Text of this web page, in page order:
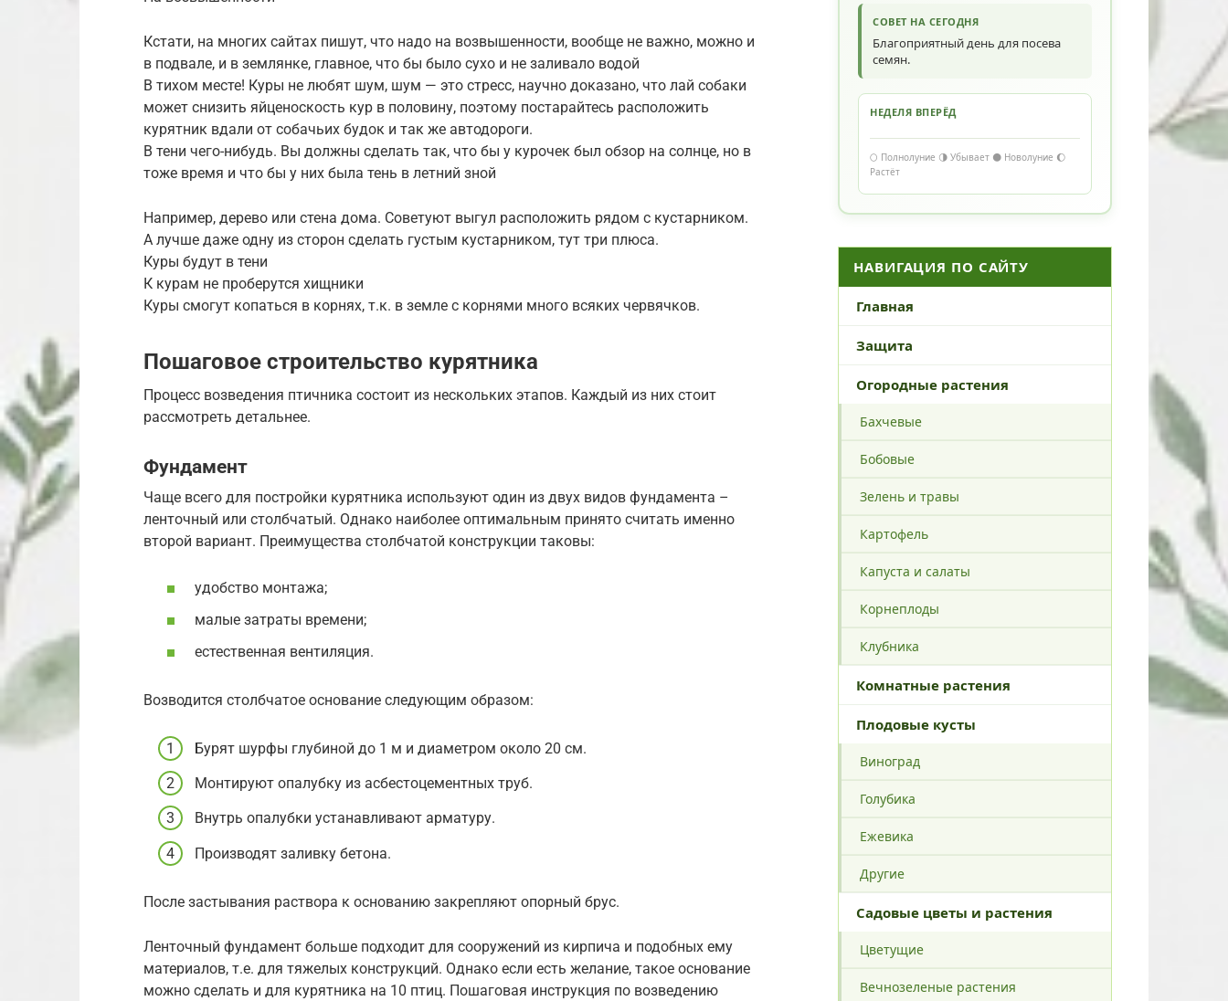
Кстати, на многих сайтах пишут, что надо на возвышенности, вообще не важно, можно и
в подвале, и в землянке, главное, что бы было сухо и не заливало водой
В тихом месте! Куры не любят шум, шум — это стресс, научно доказано, что лай собаки
может снизить яйценоскость кур в половину, поэтому постарайтесь расположить
курятник вдали от собачьих будок и так же автодороги.
В тени чего-нибудь. Вы должны сделать так, что бы у курочек был обзор на солнце, но в
тоже время и что бы у них была тень в летний зной
Например, дерево или стена дома. Советуют выгул расположить рядом с кустарником.
А лучше даже одну из сторон сделать густым кустарником, тут три плюса.
Куры будут в тени
К курам не проберутся хищники
Куры смогут копаться в корнях, т.к. в земле с корнями много всяких червячков.
Пошаговое строительство курятника
Процесс возведения птичника состоит из нескольких этапов. Каждый из них стоит
рассмотреть детальнее.
Фундамент
Чаще всего для постройки курятника используют один из двух видов фундамента –
ленточный или столбчатый. Однако наиболее оптимальным принято считать именно
второй вариант. Преимущества столбчатой конструкции таковы:
удобство монтажа;
малые затраты времени;
естественная вентиляция.
Возводится столбчатое основание следующим образом:
Бурят шурфы глубиной до 1 м и диаметром около 20 см.
Монтируют опалубку из асбестоцементных труб.
Внутрь опалубки устанавливают арматуру.
Производят заливку бетона.
После застывания раствора к основанию закрепляют опорный брус.
Ленточный фундамент больше подходит для сооружений из кирпича и подобных ему
материалов, т.е. для тяжелых конструкций. Однако если есть желание, такое основание
можно сделать и для курятника на 10 птиц. Пошаговая инструкция по возведению
СОВЕТ НА СЕГОДНЯ
Благоприятный день для посева
семян.
НЕДЕЛЯ ВПЕРЁД
🌕 Полнолуние 🌗 Убывает 🌑 Новолуние 🌔
Растёт
НАВИГАЦИЯ ПО САЙТУ
Главная
Защита
Огородные растения
Бахчевые
Бобовые
Зелень и травы
Картофель
Капуста и салаты
Корнеплоды
Клубника
Комнатные растения
Плодовые кусты
Виноград
Голубика
Ежевика
Другие
Садовые цветы и растения
Цветущие
Вечнозеленые растения